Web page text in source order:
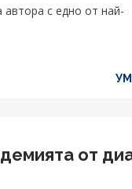
автора с едно от най-
от